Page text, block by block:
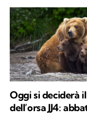
all’aria aperta, e
percorsi di
di Kodami ho
approccio
del mondo.
Oggi si deciderà
dell’orsa JJ4: